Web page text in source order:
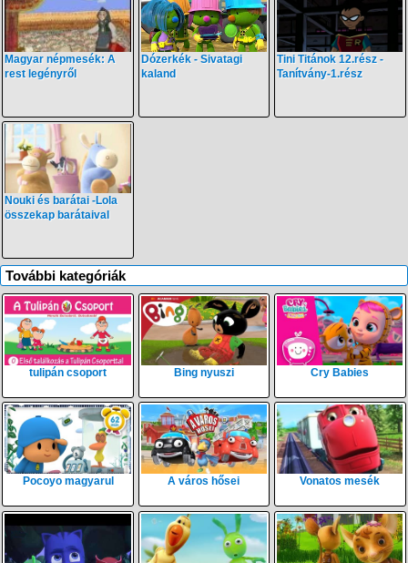
Magyar népmesék: A
rest legényről
Dózerkék - Sivatagi
kaland
Tini Titánok 12.rész -
Tanítvány-1.rész
Nouki és barátai -Lola
összekap barátaival
További kategóriák
tulipán csoport Bing nyuszi Cry Babies
Pocoyo magyarul A város hősei Vonatos mesék